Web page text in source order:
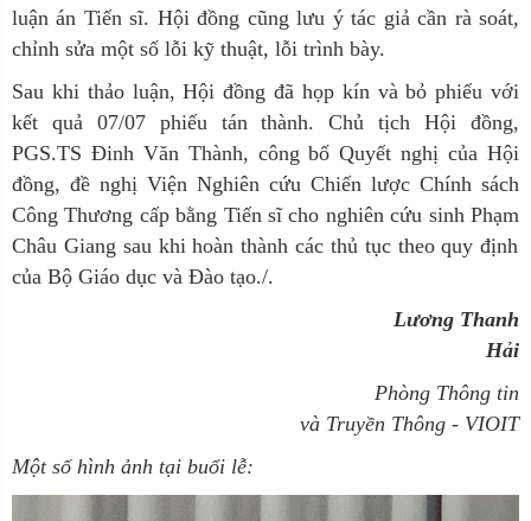
luận án Tiến sĩ. Hội đồng cũng lưu ý tác giả cần rà soát,
chỉnh sửa một số lỗi kỹ thuật, lỗi trình bày.
Sau khi thảo luận,Hội đồngđã họp kín và bỏ phiếu với
kết quả 07/07phiếu tán thành. Chủ tịchHội đồng,
PGS.TS Đinh Văn Thành, công bố Quyết nghị của Hội
đồng, đề nghị Viện Nghiên cứu Chiến lược Chính sách
Công Thương cấp bằng Tiến sĩ cho nghiên cứu sinh Phạm
Châu Giang sau khi hoàn thành các thủ tục theo quy định
của Bộ Giáo dục và Đào tạo./.
Lương Thanh
Hải
Phòng Thông tin
và Truyền Thông - VIOIT
Một số hình ảnh tại buổi lễ: